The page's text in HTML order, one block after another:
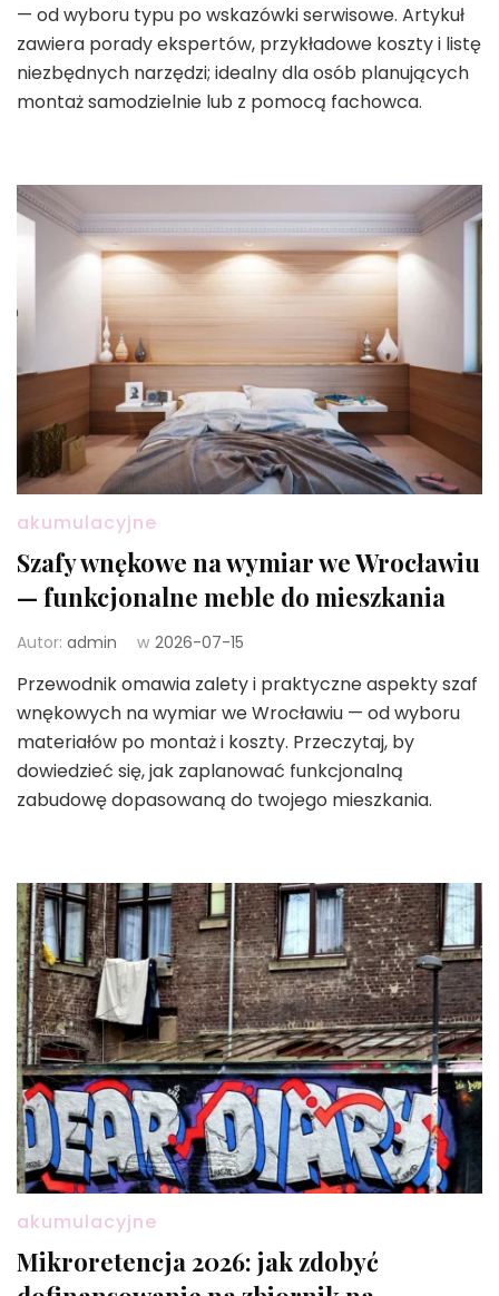
— od wyboru typu po wskazówki serwisowe. Artykuł
zawiera porady ekspertów, przykładowe koszty i listę
niezbędnych narzędzi; idealny dla osób planujących
montaż samodzielnie lub z pomocą fachowca.
akumulacyjne
Szafy wnękowe na wymiar we Wrocławiu
— funkcjonalne meble do mieszkania
Autor: admin w 2026-07-15
Przewodnik omawia zalety i praktyczne aspekty szaf
wnękowych na wymiar we Wrocławiu — od wyboru
materiałów po montaż i koszty. Przeczytaj, by
dowiedzieć się, jak zaplanować funkcjonalną
zabudowę dopasowaną do twojego mieszkania.
akumulacyjne
Mikroretencja 2026: jak zdobyć